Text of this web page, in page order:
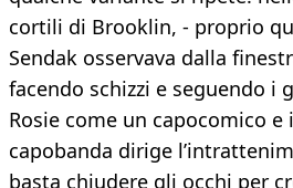
cortili di Brooklin, - proprio
Sendak osservava dalla
facendo schizzi e seguendo i
Rosie come un capocomico
capobanda dirige
basta chiudere gli occhi per